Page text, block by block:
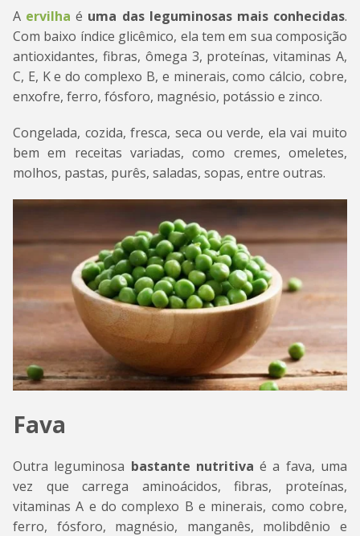
A ervilha é uma das leguminosas mais conhecidas.
Com baixo índice glicêmico, ela tem em sua composição
antioxidantes, fibras, ômega 3, proteínas, vitaminas A,
C, E, K e do complexo B, e minerais, como cálcio, cobre,
enxofre, ferro, fósforo, magnésio, potássio e zinco.
Congelada, cozida, fresca, seca ou verde, ela vai muito
bem em receitas variadas, como cremes, omeletes,
molhos, pastas, purês, saladas, sopas, entre outras.
Fava
Outra leguminosa bastante nutritiva é a fava, uma
vez que carrega aminoácidos, fibras, proteínas,
vitaminas A e do complexo B e minerais, como cobre,
ferro, fósforo, magnésio, manganês, molibdênio e